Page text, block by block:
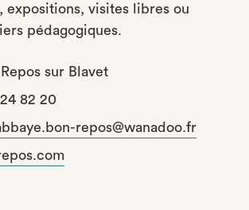
expositions, visites libres ou
pédagogiques.
sur Blavet
82 20
repos@wanadoo.fr